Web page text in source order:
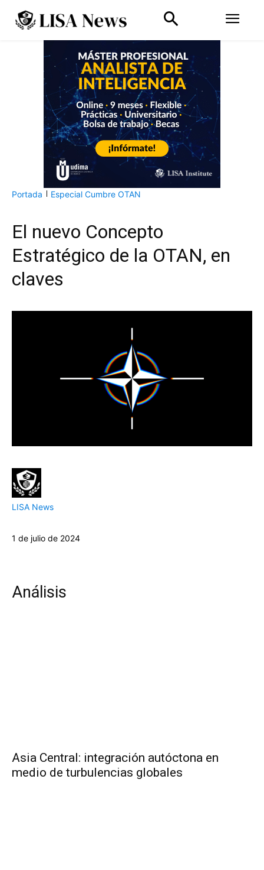
Portada Especial Cumbre OTAN
El nuevo Concepto
Estratégico de la OTAN, en
claves
LISA News
1 de julio de 2024
Análisis
Asia Central: integración autóctona en
medio de turbulencias globales